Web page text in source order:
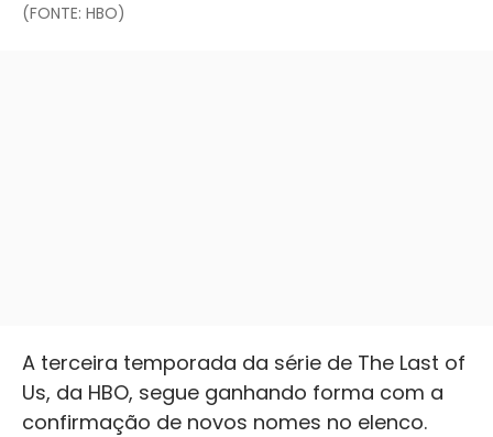
(FONTE: HBO)
A terceira temporada da série de The Last of
Us, da HBO, segue ganhando forma com a
confirmação de novos nomes no elenco.